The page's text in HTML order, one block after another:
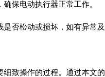
保电动执行器正常工作。
是否松动或损坏，如有异常
细致操作的过程。通过本文